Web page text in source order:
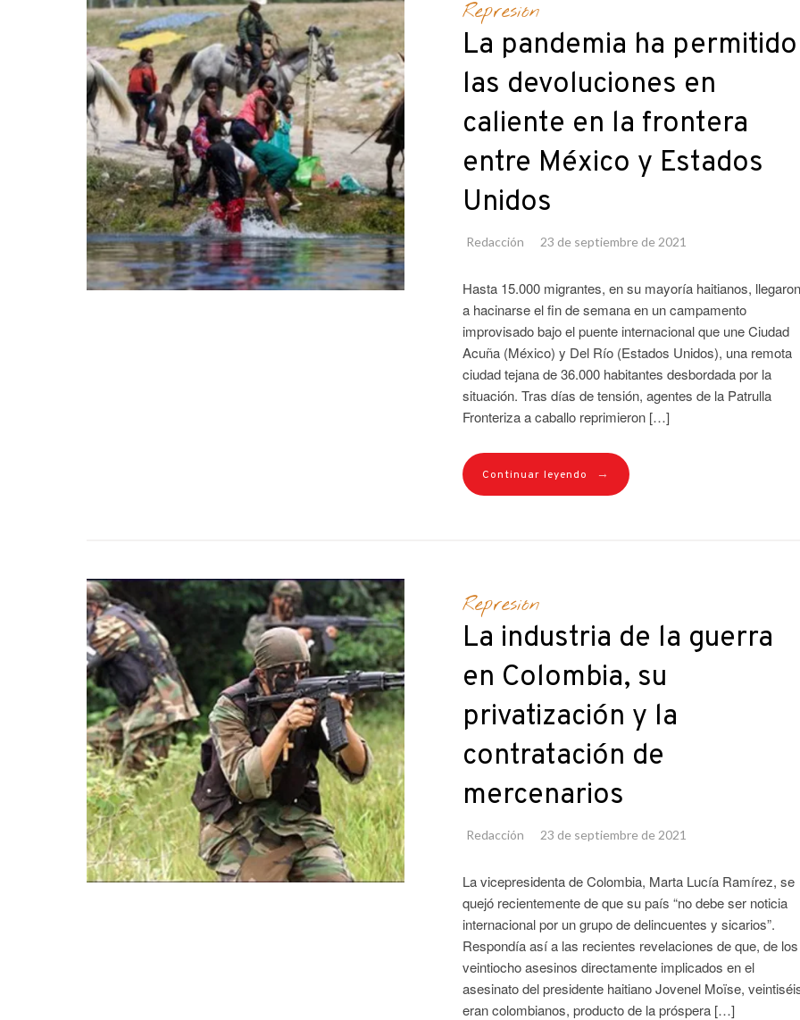
Represión
La pandemia ha permitido
las devoluciones en
caliente en la frontera
entre México y Estados
Unidos
Redacción 23 de septiembre de 2021
Hasta 15.000 migrantes, en su mayoría haitianos, llegaron
a hacinarse el fin de semana en un campamento
improvisado bajo el puente internacional que une Ciudad
Acuña (México) y Del Río (Estados Unidos), una remota
ciudad tejana de 36.000 habitantes desbordada por la
situación. Tras días de tensión, agentes de la Patrulla
Fronteriza a caballo reprimieron […]
Continuar leyendo →
Represión
La industria de la guerra
en Colombia, su
privatización y la
contratación de
mercenarios
Redacción 23 de septiembre de 2021
La vicepresidenta de Colombia, Marta Lucía Ramírez, se
quejó recientemente de que su país “no debe ser noticia
internacional por un grupo de delincuentes y sicarios”.
Respondía así a las recientes revelaciones de que, de los
veintiocho asesinos directamente implicados en el
asesinato del presidente haitiano Jovenel Moïse,
eran colombianos, producto de la próspera […]